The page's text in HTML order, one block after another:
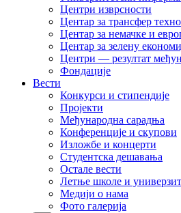
Центри изврсности
Центар за трансфер
Центар за немачке и
Центар за зелену
Центри — резултат
Фондације
Вести
Конкурси и стипендије
Пројекти
Међународна сарадња
Конференције и скупови
Изложбе и концерти
Студентска дешавања
Остале вести
Летње школе и
Медији о нама
Фото галерија